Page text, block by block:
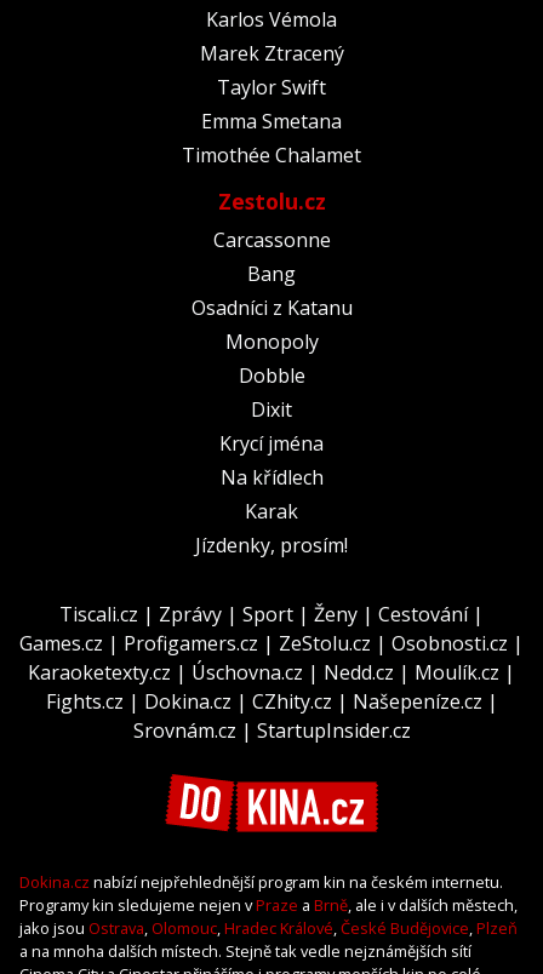
Karlos Vémola
Marek Ztracený
Taylor Swift
Emma Smetana
Timothée Chalamet
Zestolu.cz
Carcassonne
Bang
Osadníci z Katanu
Monopoly
Dobble
Dixit
Krycí jména
Na křídlech
Karak
Jízdenky, prosím!
Tiscali.cz | Zprávy | Sport | Ženy | Cestování|
Games.cz | Profigamers.cz | ZeStolu.cz | Osobnosti.cz |
Karaoketexty.cz | Úschovna.cz | Nedd.cz | Moulík.cz |
Fights.cz | Dokina.cz | CZhity.cz | Našepeníze.cz |
Srovnám.cz | StartupInsider.cz
Dokina.cz nabízí nejpřehlednější program kin na českém internetu.
Programy kin sledujeme nejen vPraze a Brně, ale i v dalších městech,
jako jsou Ostrava, Olomouc,Hradec Králové,České Budějovice,Plzeň
a na mnoha dalších místech. Stejně tak vedle nejznámějších sítí